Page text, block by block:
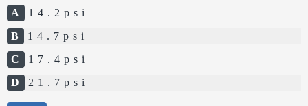
A
1 4 . 2 p s i
B
1 4 . 7 p s i
C
1 7 . 4 p s i
D
2 1 . 7 p s i